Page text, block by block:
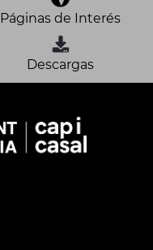
Páginas de Interés
Descargas